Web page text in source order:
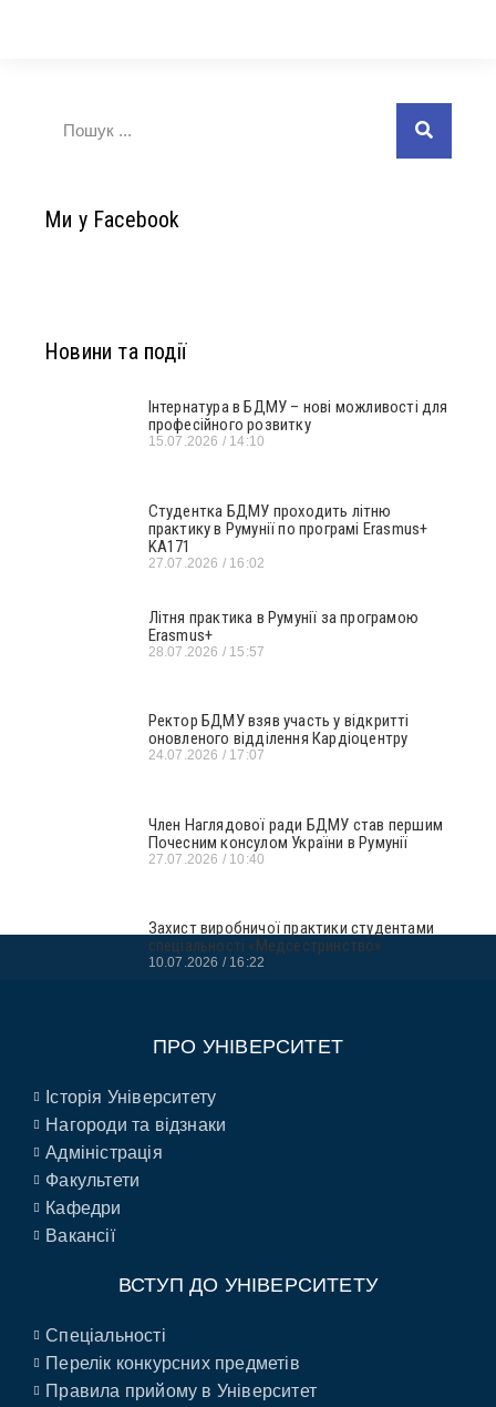
Ми у Facebook
Новини та події
Інтернатура в БДМУ – нові можливості для
професійного розвитку
15.07.2026 14:10
Студентка БДМУ проходить літню
практику в Румунії по програмі Erasmus+
KA171
27.07.2026 16:02
Літня практика в Румунії за програмою
Erasmus+
28.07.2026 15:57
Ректор БДМУ взяв участь у відкритті
оновленого відділення Кардіоцентру
24.07.2026 17:07
Член Наглядової ради БДМУ став першим
Почесним консулом України в Румунії
27.07.2026 10:40
Захист виробничої практики студентами
спеціальності «Медсестринство»
10.07.2026 16:22
ПРО УНІВЕРСИТЕТ
Історія Університету
Нагороди та відзнаки
Адміністрація
Факультети
Кафедри
Вакансії
ВСТУП ДО УНІВЕРСИТЕТУ
Спеціальності
Перелік конкурсних предметів
Правила прийому в Університет